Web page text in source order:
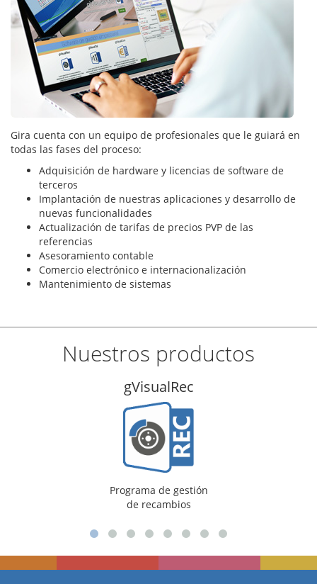
Gira cuenta con un equipo de profesionales que le guiará en
todas las fases del proceso:
Adquisición de hardware y licencias de software de
terceros
Implantación de nuestras aplicaciones y desarrollo de
nuevas funcionalidades
Actualización de tarifas de precios PVP de las
referencias
Asesoramiento contable
Comercio electrónico e internacionalización
Mantenimiento de sistemas
Nuestros productos